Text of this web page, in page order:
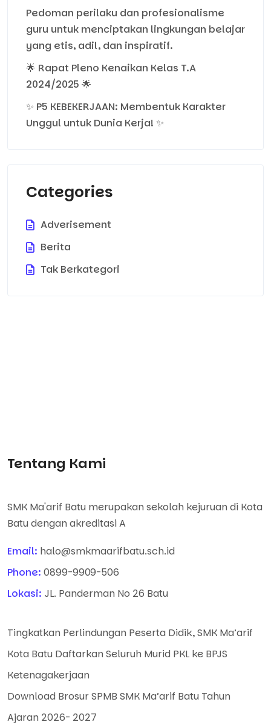
Pedoman perilaku dan profesionalisme
guru untuk menciptakan lingkungan belajar
yang etis, adil, dan inspiratif.
🌟 Rapat Pleno Kenaikan Kelas T.A
2024/2025 🌟
✨ P5 KEBEKERJAAN: Membentuk Karakter
Unggul untuk Dunia Kerja! ✨
Categories
Adverisement
Berita
Tak Berkategori
Tentang Kami
SMK Ma'arif Batu merupakan sekolah kejuruan di Kota
Batu dengan akreditasi A
Email: halo@smkmaarifbatu.sch.id
Phone: 0899-9909-506
Lokasi: JL. Panderman No 26 Batu
Tingkatkan Perlindungan Peserta Didik, SMK Ma’arif
Kota Batu Daftarkan Seluruh Murid PKL ke BPJS
Ketenagakerjaan
Download Brosur SPMB SMK Ma’arif Batu Tahun
Ajaran 2026- 2027